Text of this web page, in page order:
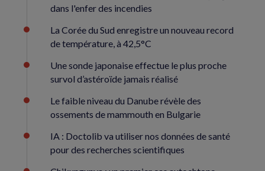
dans l'enfer des incendies
La Corée du Sud enregistre un nouveau record
de température, à 42,5°C
Une sonde japonaise effectue le plus proche
survol d’astéroïde jamais réalisé
Le faible niveau du Danube révèle des
ossements de mammouth en Bulgarie
IA : Doctolib va utiliser nos données de santé
pour des recherches scientifiques